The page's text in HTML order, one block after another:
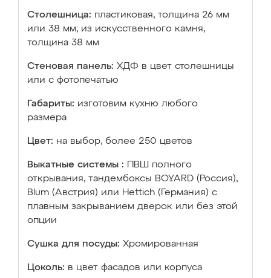
Столешница: пластиковая, толщина 26 мм
или 38 мм; из искусственного камня,
толщина 38 мм
Стеновая панель: ХДФ в цвет столешницы
или с фотопечатью
Габариты: изготовим кухню любого
размера
Цвет: на выбор, более 250 цветов
Выкатные системы :
ПВШ полного
открывания, тандембоксы BOYARD (Россия),
Blum (Австрия) или Hettich (Германия) с
плавным закрыванием дверок или без этой
опции
Сушка для посуды: Хромированная
Цоколь: в цвет фасадов или корпуса